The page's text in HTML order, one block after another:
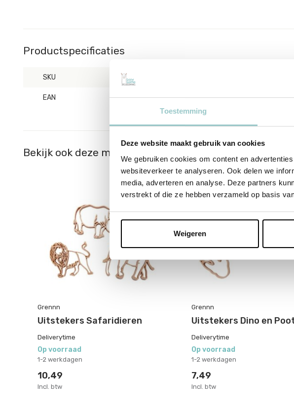
Toestemming
Deze website maakt gebruik van cookies
We gebruiken cookies om content en
websiteverkeer te analyseren. Ook delen we
media, adverteren en analyse. Deze partners
verstrekt of die ze hebben verzameld op basis
Weigeren
Productspecificaties
SKU
EAN 7428477032530
Bekijk ook deze must-haves
Grennn
Uitstekers Safaridieren
Deliverytime
Op voorraad
1-2 werkdagen
10,49
Incl. btw
Grennn
Uitstekers Dino en
Deliverytime
Op voorraad
1-2 werkdagen
7,49
Incl. btw